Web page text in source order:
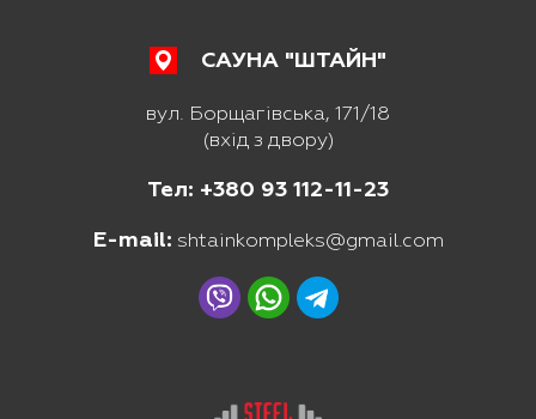
САУНА "ШТАЙН"
вул. Борщагівська, 171/18
(вхід з двору)
Тел: +380 93 112-11-23
E-mail: shtainkompleks@gmail.com